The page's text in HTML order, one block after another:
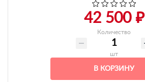
42 500 ₽
Количество
шт
В КОРЗИНУ